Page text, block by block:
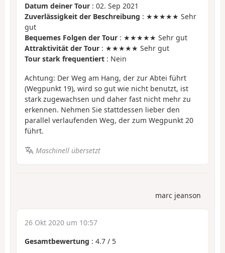
Datum deiner Tour : 02. Sep 2021
Zuverlässigkeit der Beschreibung : ★★★★★ Sehr
gut
Bequemes Folgen der Tour : ★★★★★ Sehr gut
Attraktivität der Tour : ★★★★★ Sehr gut
Tour stark frequentiert : Nein
Achtung: Der Weg am Hang, der zur Abtei führt
(Wegpunkt 19), wird so gut wie nicht benutzt, ist
stark zugewachsen und daher fast nicht mehr zu
erkennen. Nehmen Sie stattdessen lieber den
parallel verlaufenden Weg, der zum Wegpunkt 20
führt.
Maschinell übersetzt
marc jeanson
26 Okt 2020 um 10:57
Gesamtbewertung : 4.7 / 5